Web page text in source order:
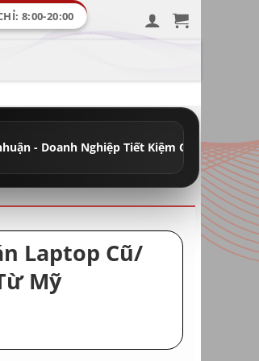
8:00-20:00
Tiết Kiệm Chi Phí• Đầy Đủ Máy Học
Laptop Cũ/
Mỹ